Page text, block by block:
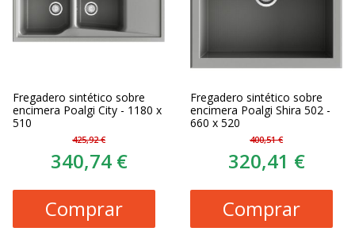
Fregadero sintético sobre
encimera Poalgi City - 1180 x
510
425,92 €
340,74 €
Comprar
Fregadero sintético sobre
encimera Poalgi Shira 502 -
660 x 520
400,51 €
320,41 €
Comprar